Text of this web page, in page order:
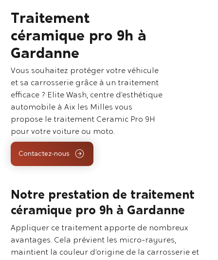
Traitement
céramique pro 9h à
Gardanne
Vous souhaitez protéger votre véhicule
et sa carrosserie grâce à un traitement
efficace ? Elite Wash, centre d’esthétique
automobile à Aix les Milles vous
propose le traitement Ceramic Pro 9H
pour votre voiture ou moto.
Contactez-nous
Notre prestation de traitement
céramique pro 9h à Gardanne
Appliquer ce traitement apporte de nombreux
avantages. Cela prévient les micro-rayures,
maintient la couleur d’origine de la carrosserie et